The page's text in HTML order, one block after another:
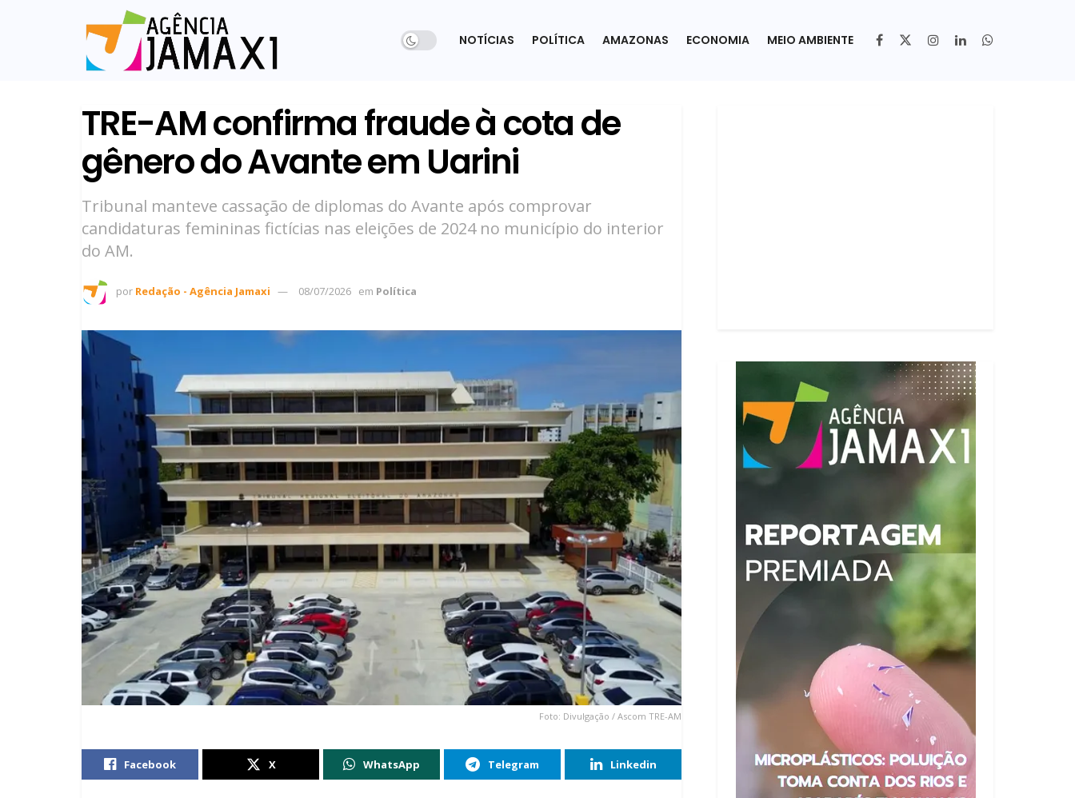
NOTÍCIAS POLÍTICA AMAZONAS ECONOMIA MEIO AMBIENTE
TRE-AM confirma fraude à cota de
gênero do Avante em Uarini
Tribunal manteve cassação de diplomas do Avante após comprovar
candidaturas femininas fictícias nas eleições de 2024 no município do interior
do AM.
por Redação - Agência Jamaxi 08/07/2026 em Política
Foto: Divulgação / Ascom TRE-AM
Facebook X WhatsApp Telegram Linkedin